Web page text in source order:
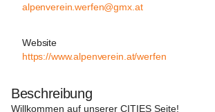
alpenverein.werfen@gmx.at
Website
https://www.alpenverein.at/werfen
Beschreibung
Willkommen auf unserer CITIES Seite!